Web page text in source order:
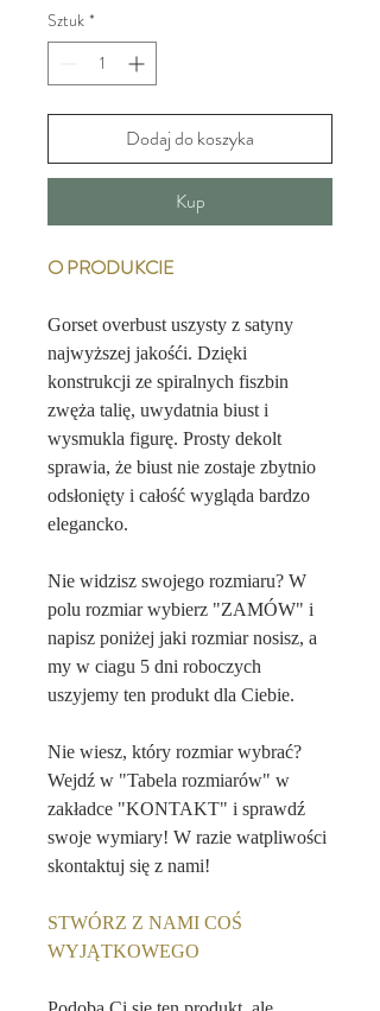
Sztuk *
Dodaj do koszyka
Kup
O PRODUKCIE
Gorset overbust uszysty z satyny
najwyższej jakośći. Dzięki
konstrukcji ze spiralnych fiszbin
zwęża talię, uwydatnia biust i
wysmukla figurę. Prosty dekolt
sprawia, że biust nie zostaje zbytnio
odsłonięty i całość wygląda bardzo
elegancko.
Nie widzisz swojego rozmiaru? W
polu rozmiar wybierz "ZAMÓW" i
napisz poniżej jaki rozmiar nosisz, a
my w ciagu 5 dni roboczych
uszyjemy ten produkt dla Ciebie.
Nie wiesz, który rozmiar wybrać?
Wejdź w "Tabela rozmiarów" w
zakładce "KONTAKT" i sprawdź
swoje wymiary! W razie watpliwości
skontaktuj się z nami!
STWÓRZ Z NAMI COŚ
WYJĄTKOWEGO